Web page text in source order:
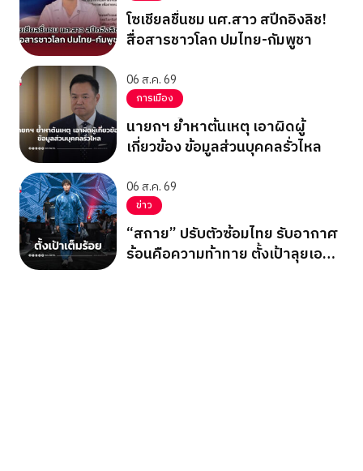
โซเชียลชื่นชม นศ.สาว สปีกอิงลิช!
สื่อสารชาวโลก ปมไทย-กัมพูชา
06 ส.ค. 69
การเมือง
นายกฯ ย้ำหาต้นเหตุ เอาผิดผู้
เกี่ยวข้อง ข้อมูลส่วนบุคคลรั่วไหล
06 ส.ค. 69
ข่าว
“สกาย” ปรับตัวซ้อมไทย รับอากาศ
ร้อนคือความท้าทาย ตั้งเป้าลุยเอ